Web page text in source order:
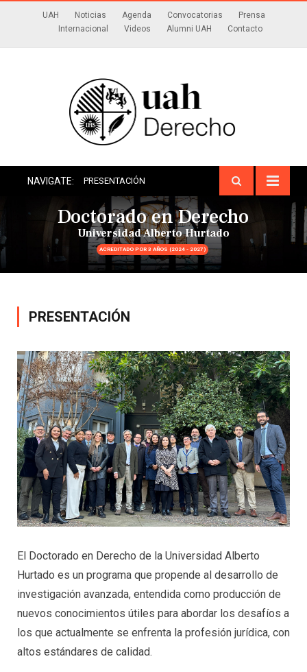
UAH Noticias Agenda Convocatorias
Prensa
Internacional
Videos Alumni UAH Contacto
NAVIGATE: PRESENTACIÓN
PRESENTACIÓN
El Doctorado en Derecho de la Universidad Alberto
Hurtado es un programa que propende al desarrollo de
investigación avanzada, entendida como producción de
nuevos conocimientos útiles para abordar los desafíos a
los que actualmente se enfrenta la profesión jurídica, con
altos estándares de calidad.